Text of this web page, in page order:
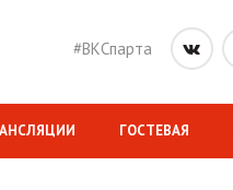
#ВКСпарта
ГОСТЕВАЯ